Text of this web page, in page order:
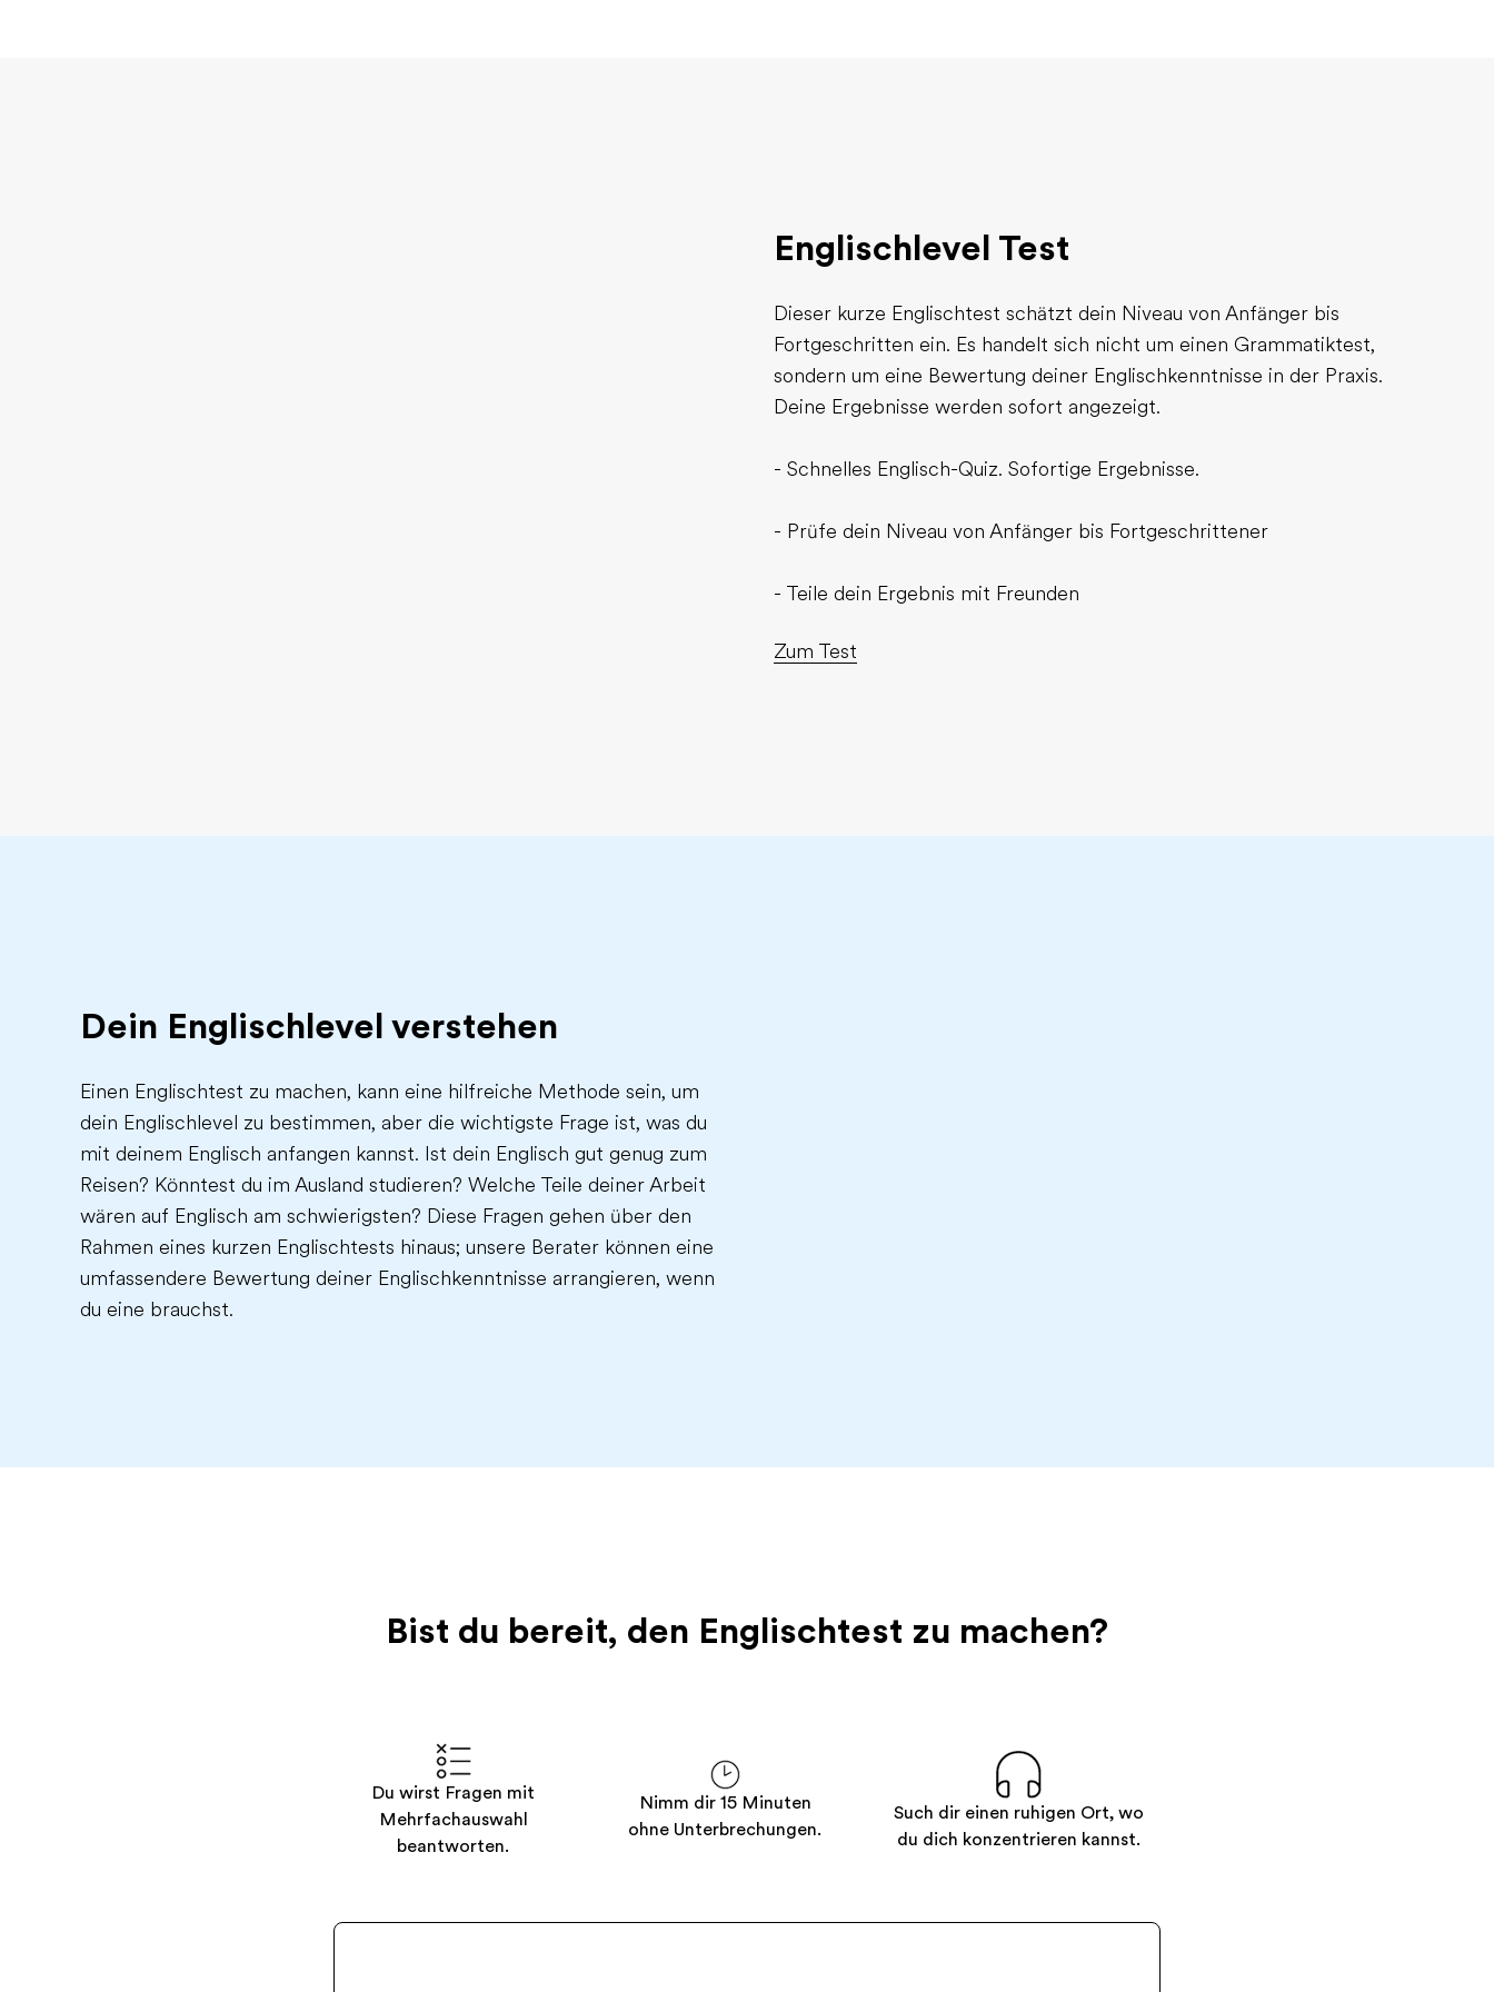
Englischlevel Test
Dieser kurze Englischtest schätzt dein Niveau von Anfänger bis
Fortgeschritten ein. Es handelt sich nicht um einen Grammatiktest,
sondern um eine Bewertung deiner Englischkenntnisse in der Praxis.
Deine Ergebnisse werden sofort angezeigt.
- Schnelles Englisch-Quiz. Sofortige Ergebnisse.
- Prüfe dein Niveau von Anfänger bis Fortgeschrittener
- Teile dein Ergebnis mit Freunden
Zum Test
Dein Englischlevel verstehen
Einen Englischtest zu machen, kann eine hilfreiche Methode sein, um
dein Englischlevel zu bestimmen, aber die wichtigste Frage ist, was du
mit deinem Englisch anfangen kannst. Ist dein Englisch gut genug zum
Reisen? Könntest du im Ausland studieren? Welche Teile deiner Arbeit
wären auf Englisch am schwierigsten? Diese Fragen gehen über den
Rahmen eines kurzen Englischtests hinaus; unsere Berater können eine
umfassendere Bewertung deiner Englischkenntnisse arrangieren, wenn
du eine brauchst.
Bist du bereit, den Englischtest zu machen?
Du wirst Fragen mit
Mehrfachauswahl
beantworten.
Nimm dir 15 Minuten
ohne Unterbrechungen.
Such dir einen ruhigen Ort, wo
du dich konzentrieren kannst.